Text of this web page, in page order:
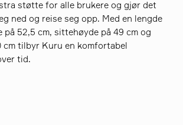
støtte for alle brukere og gjør det
ned og reise seg opp. Med en lengde
på 52,5 cm, sittehøyde på 49 cm og
cm tilbyr Kuru en komfortabel
tid.